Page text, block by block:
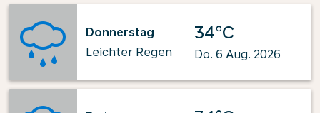
Donnerstag
Leichter Regen
34°C
Do. 6 Aug. 2026